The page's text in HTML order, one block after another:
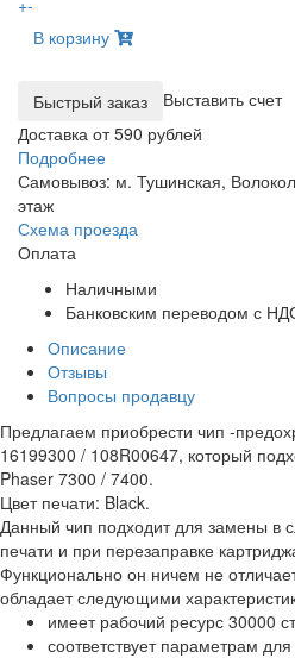
В корзину
Выставить счет
Доставка от 590 рублей
Подробнее
Самовывоз: м. Тушинская,
этаж
Схема проезда
Оплата
Наличными
Банковским переводом с
Описание
Отзывы
Вопросы продавцу
Предлагаем приобрести чип -
16199300 / 108R00647, который
Phaser 7300 / 7400.
Цвет печати: Black.
Данный чип подходит для замены в
печати и при перезаправке
Функционально он ничем не
обладает следующими
имеет рабочий ресурс 30000
соответствует параметрам